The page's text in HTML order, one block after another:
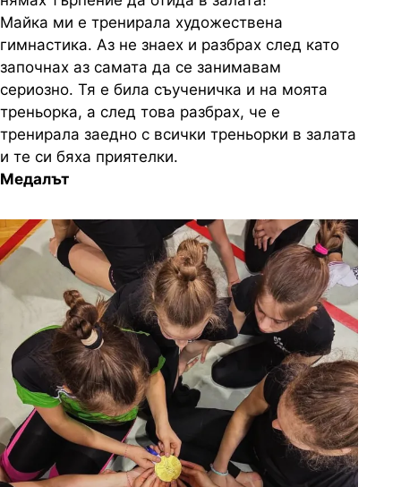
Майка ми е тренирала художествена
гимнастика. Аз не знаех и разбрах след като
започнах аз самата да се занимавам
сериозно. Тя е била съученичка и на моята
треньорка, а след това разбрах, че е
тренирала заедно с всички треньорки в залата
и те си бяха приятелки.
Медалът